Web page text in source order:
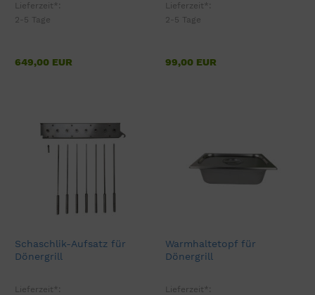
Lieferzeit*:
2-5 Tage
649,00 EUR
Lieferzeit*:
2-5 Tage
99,00 EUR
Schaschlik-Aufsatz für
Dönergrill
Lieferzeit*:
Warmhaltetopf für
Dönergrill
Lieferzeit*: